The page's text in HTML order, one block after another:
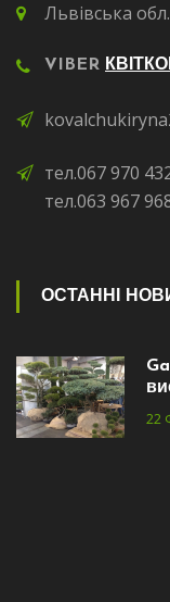
Львівська
VIBER
тел.067 970
тел.063 967
ОСТАННІ
22